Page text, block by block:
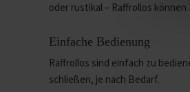
oder rustikal – Raffrollos
Einfache Bedienung
Raffrollos sind einfach zu
schließen, je nach Bedarf.